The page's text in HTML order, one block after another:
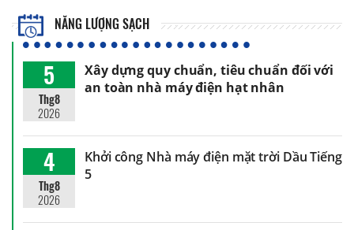
NĂNG LƯỢNG SẠCH
5
Thg8
2026
Xây dựng quy chuẩn, tiêu chuẩn đối với
an toàn nhà máy điện hạt nhân
4
Thg8
2026
Khởi công Nhà máy điện mặt trời Dầu Tiếng
5